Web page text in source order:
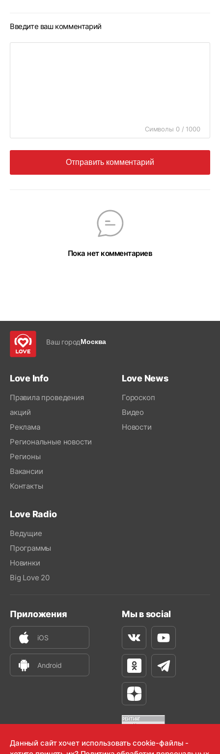
Введите ваш комментарий
Символы 0 / 1000
Отправить комментарий
Пока нет комментариев
Ваш городМосква
Love Info
Правила проведения
акций
Реклама
Региональные новости
Регионы
Вакансии
Контакты
Love News
Гороскоп
Видео
Новости
Love Radio
Ведущие
Программы
Новинки
Big Love 20
Приложения
iOS
Android
Мы в social
ВконтактеYoutube
Одноклассники
Телеграм
Яндекс Дзен
Данный сайт хочет использовать cookie-файлы -